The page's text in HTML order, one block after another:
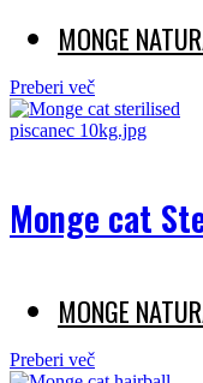
MONGE
Preberi več
Monge cat
MONGE
Preberi več